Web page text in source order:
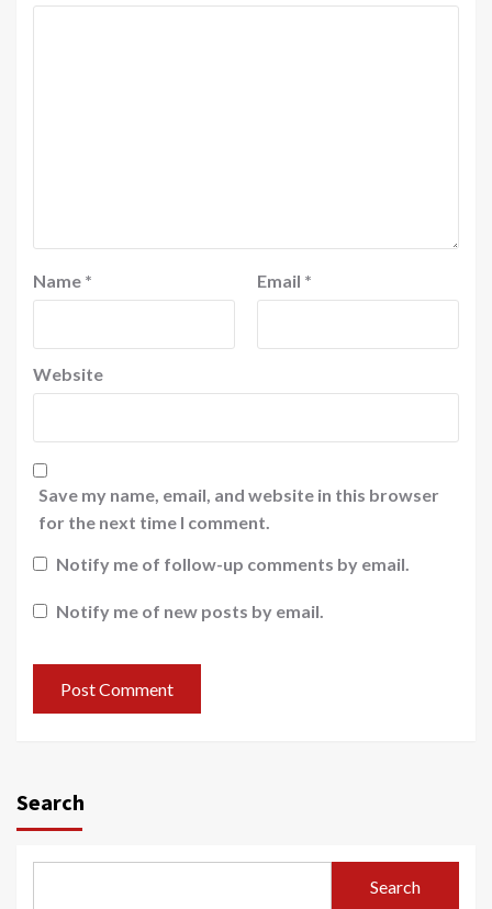
Name * Email *
Website
Save my name, email, and website in this browser
for the next time I comment.
Notify me of follow-up comments by email.
Notify me of new posts by email.
Search
Search